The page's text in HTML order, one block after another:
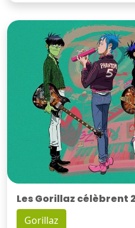
Les Gorillaz célèbrent
Gorillaz